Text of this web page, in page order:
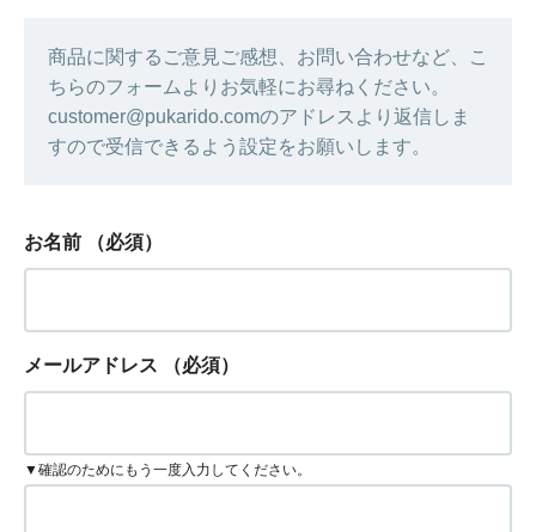
商品に関するご意見ご感想、お問い合わせなど、こ
ちらのフォームよりお気軽にお尋ねください。
customer@pukarido.comのアドレスより返信しま
すので受信できるよう設定をお願いします。
お名前 （必須）
メールアドレス （必須）
▼確認のためにもう一度入力してください。